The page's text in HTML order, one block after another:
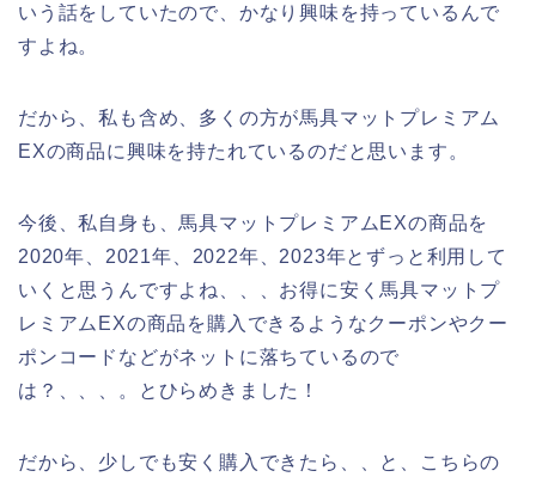
いう話をしていたので、かなり興味を持っているんで
すよね。
だから、私も含め、多くの方が馬具マットプレミアム
EXの商品に興味を持たれているのだと思います。
今後、私自身も、馬具マットプレミアムEXの商品を
2020年、2021年、2022年、2023年とずっと利用して
いくと思うんですよね、、、お得に安く馬具マットプ
レミアムEXの商品を購入できるようなクーポンやクー
ポンコードなどがネットに落ちているので
は？、、、。とひらめきました！
だから、少しでも安く購入できたら、、と、こちらの